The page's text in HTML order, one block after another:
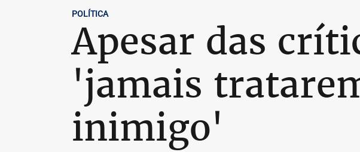
POLÍTICA
Apesar das
'jamais
inimigo'